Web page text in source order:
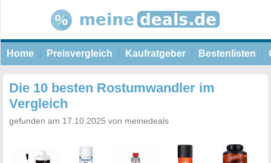
Home Preisvergleich Kaufratgeber Bestenlisten
Die 10 besten Rostumwandler im
Vergleich
gefunden am 17.10.2025 von meinedeals